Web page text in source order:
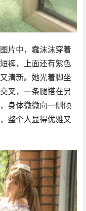
片中，蠢沫沫穿着
裤，上面还有紫色
清新。她光着脚坐
叉，一条腿搭在另
身体微微向一侧倾
整个人显得优雅又